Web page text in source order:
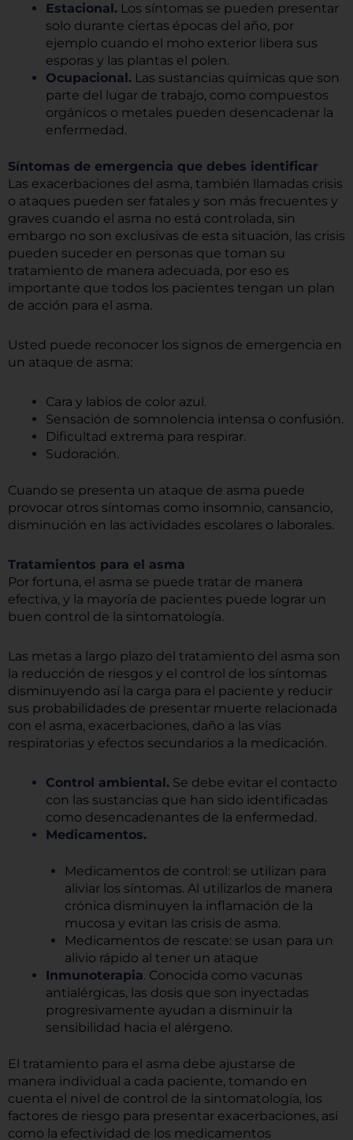
Estacional. Los síntomas se pueden presentar
solo durante ciertas épocas del año, por
ejemplo cuando el moho exterior libera sus
esporas y las plantas el polen.
Ocupacional. Las sustancias químicas que son
parte del lugar de trabajo, como compuestos
orgánicos o metales pueden desencadenar la
enfermedad.
Síntomas de emergencia que debes identificar
Las exacerbaciones del asma, también llamadas crisis
o ataques pueden ser fatales y son más frecuentes y
graves cuando el asma no está controlada, sin
embargo no son exclusivas de esta situación, las crisis
pueden suceder en personas que toman su
tratamiento de manera adecuada, por eso es
importante que todos los pacientes tengan un plan
de acción para el asma.
Usted puede reconocer los signos de emergencia en
un ataque de asma:
Cara y labios de color azul.
Sensación de somnolencia intensa o confusión.
Dificultad extrema para respirar.
Sudoración.
Cuando se presenta un ataque de asma puede
provocar otros síntomas como insomnio, cansancio,
disminución en las actividades escolares o laborales.
Tratamientos para el asma
Por fortuna, el asma se puede tratar de manera
efectiva, y la mayoría de pacientes puede lograr un
buen control de la sintomatología.
Las metas a largo plazo del tratamiento del asma son
la reducción de riesgos y el control de los síntomas
disminuyendo así la carga para el paciente y reducir
sus probabilidades de presentar muerte relacionada
con el asma, exacerbaciones, daño a las vías
respiratorias y efectos secundarios a la medicación.
Control ambiental. Se debe evitar el contacto
con las sustancias que han sido identificadas
como desencadenantes de la enfermedad.
Medicamentos.
Medicamentos de control: se utilizan para
aliviar los síntomas. Al utilizarlos de manera
crónica disminuyen la inflamación de la
mucosa y evitan las crisis de asma.
Medicamentos de rescate: se usan para un
alivio rápido al tener un ataque
Inmunoterapia. Conocida como vacunas
antialérgicas, las dosis que son inyectadas
progresivamente ayudan a disminuir la
sensibilidad hacia el alérgeno.
El tratamiento para el asma debe ajustarse de
manera individual a cada paciente, tomando en
cuenta el nivel de control de la sintomatología, los
factores de riesgo para presentar exacerbaciones, así
como la efectividad de los medicamentos